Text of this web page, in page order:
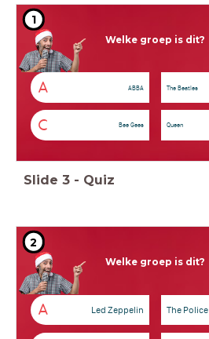
Welke groep is dit?
1
A ABBA The Beatles
C Bee Gees Queen
Slide 3 - Quiz
Welke groep is dit?
2
A Led Zeppelin The Police